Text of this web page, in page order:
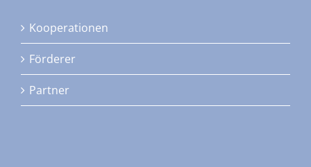
Kooperationen
Förderer
Partner